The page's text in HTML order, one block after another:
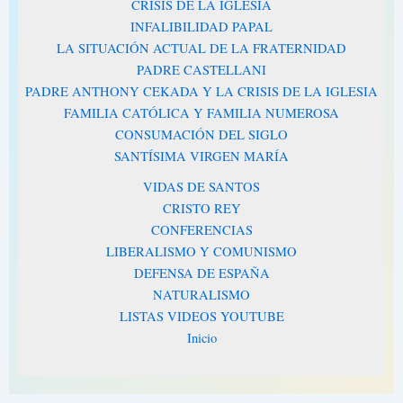
CRISIS DE LA IGLESIA
INFALIBILIDAD PAPAL
LA SITUACIÓN ACTUAL DE LA FRATERNIDAD
PADRE CASTELLANI
PADRE ANTHONY CEKADA Y LA CRISIS DE LA IGLESIA
FAMILIA CATÓLICA Y FAMILIA NUMEROSA
CONSUMACIÓN DEL SIGLO
SANTÍSIMA VIRGEN MARÍA
VIDAS DE SANTOS
CRISTO REY
CONFERENCIAS
LIBERALISMO Y COMUNISMO
DEFENSA DE ESPAÑA
NATURALISMO
LISTAS VIDEOS YOUTUBE
Inicio